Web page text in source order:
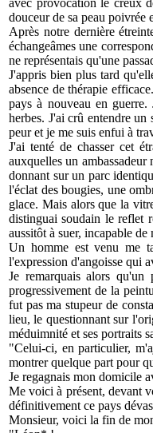
avec provocation le creux
douceur de sa peau
Après notre dernière
échangeâmes une
ne représentais qu'une
J'appris bien plus tard
absence de thérapie
pays à nouveau en guerre.
herbes. J'ai crû entendre
peur et je me suis enfui à
J'ai tenté de chasser cet
auxquelles un
donnant sur un parc
l'éclat des bougies, une
glace. Mais alors que la
distinguai soudain le reflet
aussitôt à suer, incapable de
Un homme est venu me
l'expression d'angoisse qui
Je remarquais alors qu'un
progressivement de la
fut pas ma stupeur de
lieu, le questionnant sur
méduimnité et ses portraits
"Celui-ci, en particulier,
montrer quelque part pour
Je regagnais mon domicile
Me voici à présent, devant
définitivement ce pays
Monsieur, voici la fin de